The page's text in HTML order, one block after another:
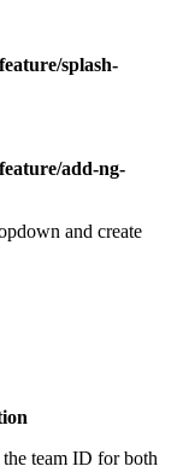
splash-
add-ng-
and create
team ID for both